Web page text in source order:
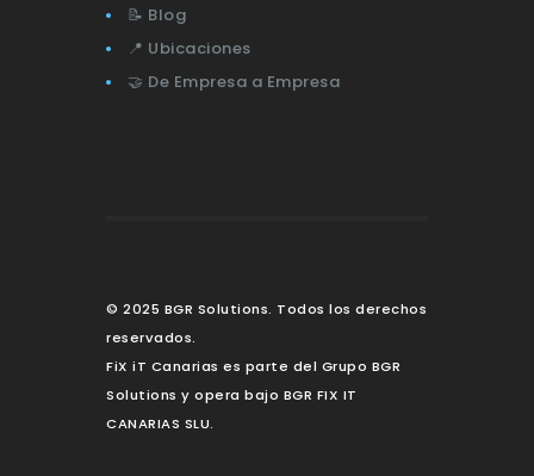
📝 Blog
📍 Ubicaciones
🤝 De Empresa a Empresa
© 2025 BGR Solutions. Todos los derechos
reservados.
FiX iT Canarias es parte del Grupo BGR
Solutions y opera bajo BGR FIX IT
CANARIAS SLU.